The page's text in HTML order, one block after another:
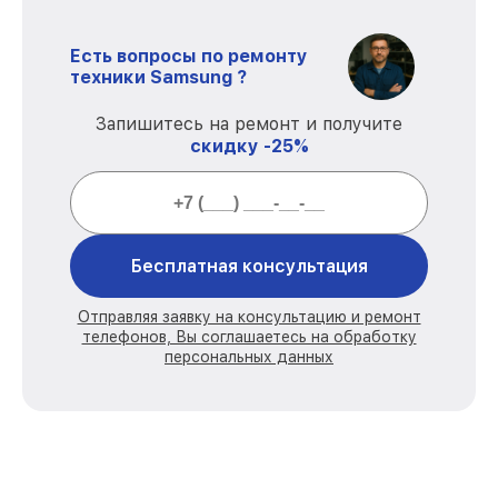
Есть вопросы по ремонту
техники Samsung ?
Запишитесь на ремонт и получите
скидку -25%
Бесплатная консультация
Отправляя заявку на консультацию и ремонт
телефонов, Вы соглашаетесь на обработку
персональных данных